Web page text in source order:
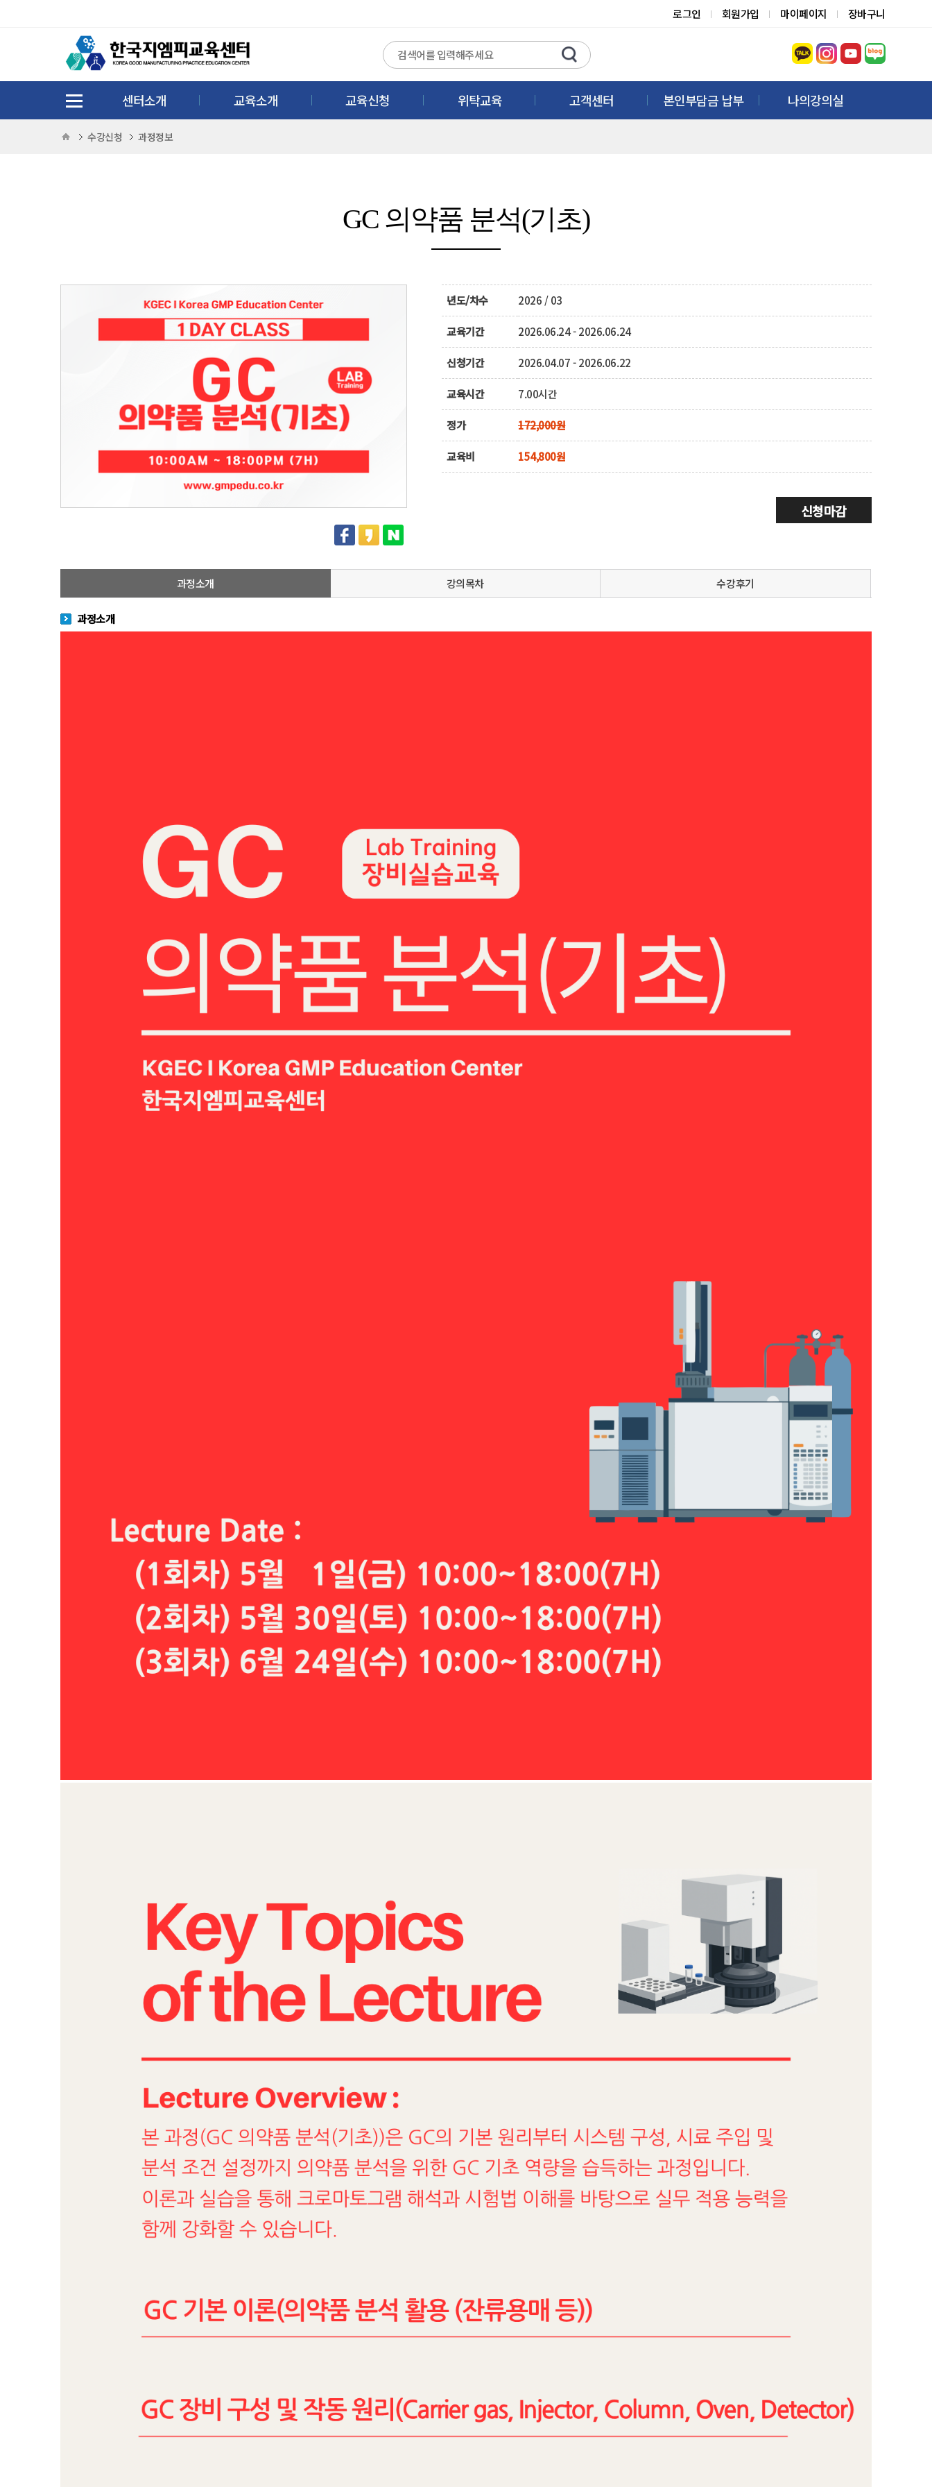
로그인 회원가입 마이페이지 장바구니
센터소개 교육소개 교육신청 위탁교육 고객센터 본인부담금 납부 나의강의실
수강신청 과정정보
GC 의약품 분석(기초)
년도/차수 2026 / 03
교육기간 2026.06.24 - 2026.06.24
신청기간 2026.04.07 - 2026.06.22
교육시간 7.00시간
정가 172,000원
교육비 154,800원
신청마감
과정소개 강의목차 수강후기
과정소개